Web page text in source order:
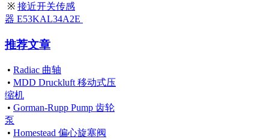
※ 接近开关传感
器 E53KAL34A2E
推荐文章
• Radiac 曲轴
• MDD Druckluft 移动式压
缩机
• Gorman-Rupp Pump 齿轮
泵
• Homestead 偏心旋塞阀